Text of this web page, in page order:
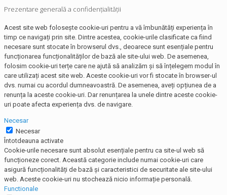
Prezentare generală a confidențialității
Acest site web folosește cookie-uri pentru a vă îmbunătăți experiența în
timp ce navigați prin site. Dintre acestea, cookie-urile clasificate ca fiind
necesare sunt stocate în browserul dvs., deoarece sunt esențiale pentru
funcționarea funcționalităților de bază ale site-ului web. De asemenea,
folosim cookie-uri terțe care ne ajută să analizăm și să înțelegem modul în
care utilizați acest site web. Aceste cookie-uri vor fi stocate în browser-ul
dvs. numai cu acordul dumneavoastră. De asemenea, aveți opțiunea de a
renunța la aceste cookie-uri. Dar renunțarea la unele dintre aceste cookie-
uri poate afecta experiența dvs. de navigare.
Necesar
Necesar
Întotdeauna activate
Cookie-urile necesare sunt absolut esențiale pentru ca site-ul web să
funcționeze corect. Această categorie include numai cookie-uri care
asigură funcționalități de bază și caracteristici de securitate ale site-ului
web. Aceste cookie-uri nu stochează nicio informație personală.
Functionale